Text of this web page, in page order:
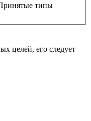
типы
целей, его следует